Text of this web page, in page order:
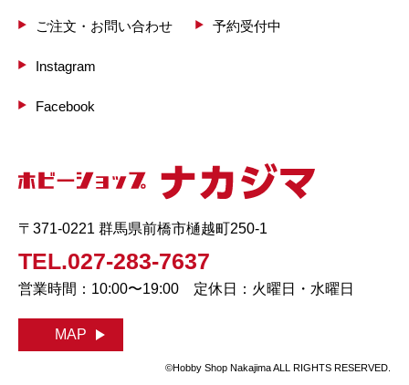
ご注文・お問い合わせ
Instagram
Facebook
予約受付中
〒371-0221 群馬県前橋市樋越町250-1
TEL.027-283-7637
営業時間：10:00〜19:00 定休日：火曜日・水曜日
MAP
©Hobby Shop Nakajima ALL RIGHTS RESERVED.